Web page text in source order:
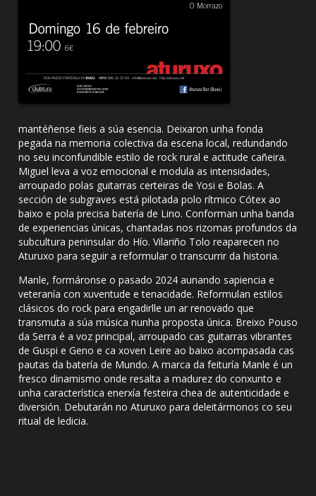
mantéñense fieis a súa esencia. Deixaron unha fonda
pegada na memoria colectiva da escena local, redundando
no seu inconfundible estilo de rock rural e actitude cañeira.
Miguel leva a voz emocional e modula as intensidades,
arroupado polas guitarras certeiras de Yosi e Bolas. A
sección de subgraves está pilotada polo rítmico Cótex ao
baixo e pola precisa batería de Lino. Conforman unha banda
de experiencias únicas, chantadas nos rizomas profundos da
subcultura peninsular do Hío. Vilariño Tolo reaparecen no
Aturuxo para seguir a reformular o transcurrir da historia.
Manle, formáronse o pasado 2024 aunando sapiencia e
veteranía con xuventude e tenacidade. Reformulan estilos
clásicos do rock para engadirlle un ar renovado que
transmuta a súa música nunha proposta única. Breixo Pouso
da Serra é a voz principal, arroupado cas guitarras vibrantes
de Guspi e Geno e ca xoven Leire ao baixo acompasada cas
pautas da batería de Mundo. A marca da feituría Manle é un
fresco dinamismo onde resalta a madurez do conxunto e
unha característica enerxía festeira chea de autenticidade e
diversión. Debutarán no Aturuxo para deleitármonos co seu
ritual de ledicia.